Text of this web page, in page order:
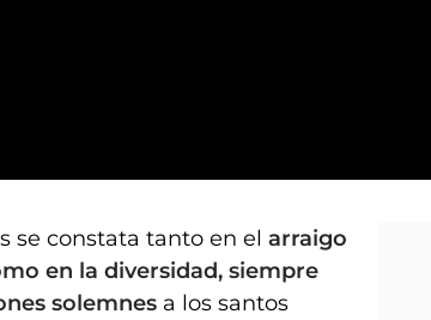
se constata tanto en el arraigo
en la diversidad, siempre
solemnes a los santos